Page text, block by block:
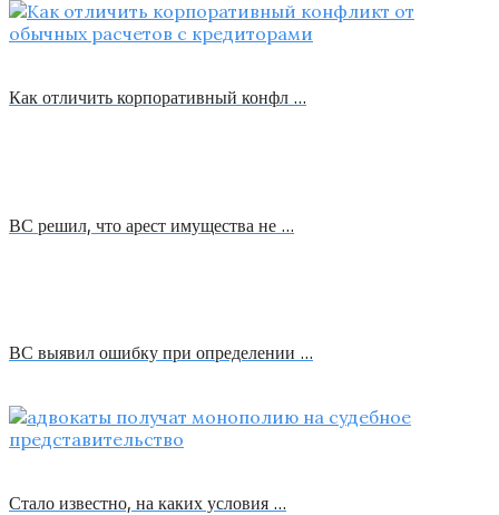
Как отличить корпоративный конфл …
ВС решил, что арест имущества не …
ВС выявил ошибку при определении …
Стало известно, на каких условия …